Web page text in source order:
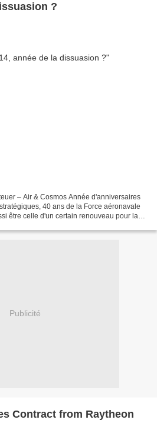
?
– Air & Cosmos Année d'anniversaires
40 ans de la Force aéronavale
être celle d'un certain renouveau pour la
Publicité
Contract from Raytheon